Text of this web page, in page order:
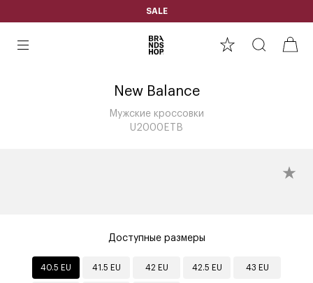
SALE
New Balance
Мужские кроссовки
U2000ETB
Доступные размеры
40.5 EU 41.5 EU 42 EU 42.5 EU 43 EU